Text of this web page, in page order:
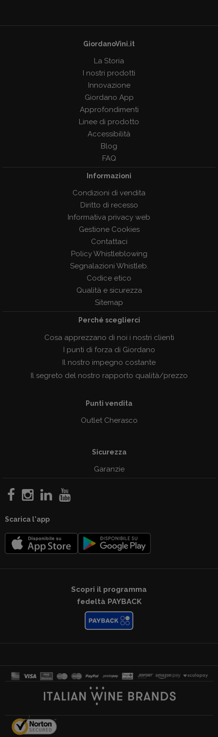
GiordanoVini.it
La Storia
I nostri prodotti
Innovazione
Giordano App
Approfondimenti
Linee di prodotto
Accessibilità
Blog
FAQ
Informazioni
Condizioni di vendita
Diritto di recesso
Informativa privacy web
Gestione Cookies
Contattaci
Policy Whistleblowing
Segnalazioni Whistleb.
Codice etico
Qualità e sicurezza
Sitemap
Perché sceglierci
Cosa apprezzano di noi i nostri clienti
I punti di forza di Giordano
Il nostro impegno costante
Il segreto del nostro rapporto qualità/prezzo
Punti vendita
Outlet Cherasco
Sicurezza
Garanzie
Scarica l'app
Scopri il programma
fedeltà PAYBACK